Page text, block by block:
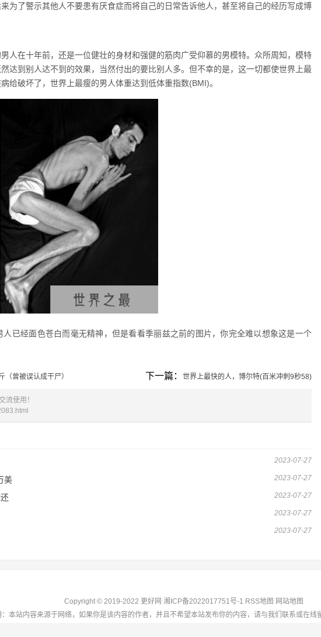
为了警示其他人不要患有厌食症而将自己的日常告诉他人，甚至将自己的经历写成博
人在十年前，还是一位健壮的身材和强健的筋肉广受仰慕的男模特。众所周知，模特
达到别人达不到的效果，当然付出的要比别人多。但不幸的是，这一切都使世界上最
给破坏了，世界上最瘦的男人体重达到低体重指数(BMI)。
已经面色苍白而毫无精神，但是看看季丽兹之前的图片，你完全难以想象这是一个
曾被误认成干尸） 下一篇： 世界上最快的人，博尔特(百米冲刺9秒58)
流使用！
2023-07-27
2023-07-27
美
2023-07-27
2023-07-27
2023-07-27
Copyright © 2019-2022 更好网 湘ICP备2022017751号-1 RSS地图 网站地图
：本站内容来源于网络，如果你是该内容的作者，并且不希望本站发布你的内容，请与我们联系或在线